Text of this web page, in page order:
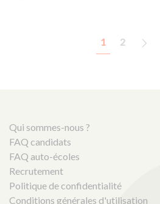
1 2
Qui sommes-nous ?
FAQ candidats
FAQ auto-écoles
Recrutement
Politique de confidentialité
Conditions générales d'utilisation